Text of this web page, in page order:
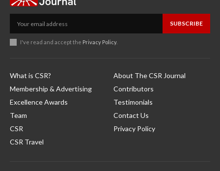
SUBSCRIBE
I've read and accept the Privacy Policy.
What is CSR?
Membership & Advertising
Excellence Awards
Team
CSR
CSR Travel
About The CSR Journal
Contributors
Testimonials
Contact Us
Privacy Policy